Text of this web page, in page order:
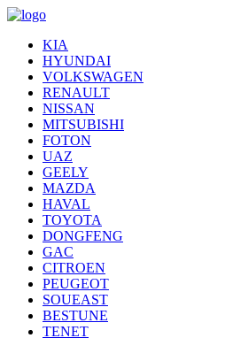
KIA
HYUNDAI
VOLKSWAGEN
RENAULT
NISSAN
MITSUBISHI
FOTON
UAZ
GEELY
MAZDA
HAVAL
TOYOTA
DONGFENG
GAC
CITROEN
PEUGEOT
SOUEAST
BESTUNE
TENET